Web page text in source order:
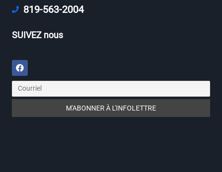
819-563-2004
SUIVEZ nous
Facebook